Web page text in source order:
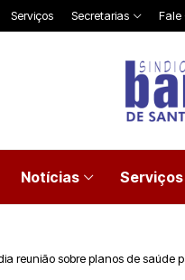
Serviços Secretarias Fale
Notícias Serviços
reunião sobre planos de saúde